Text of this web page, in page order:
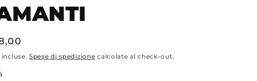
incluse.Spese di spedizione calcolate al check-out.